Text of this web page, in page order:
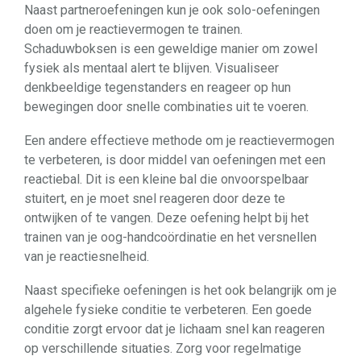
Naast partneroefeningen kun je ook solo-oefeningen
doen om je reactievermogen te trainen.
Schaduwboksen is een geweldige manier om zowel
fysiek als mentaal alert te blijven. Visualiseer
denkbeeldige tegenstanders en reageer op hun
bewegingen door snelle combinaties uit te voeren.
Een andere effectieve methode om je reactievermogen
te verbeteren, is door middel van oefeningen met een
reactiebal. Dit is een kleine bal die onvoorspelbaar
stuitert, en je moet snel reageren door deze te
ontwijken of te vangen. Deze oefening helpt bij het
trainen van je oog-handcoördinatie en het versnellen
van je reactiesnelheid.
Naast specifieke oefeningen is het ook belangrijk om je
algehele fysieke conditie te verbeteren. Een goede
conditie zorgt ervoor dat je lichaam snel kan reageren
op verschillende situaties. Zorg voor regelmatige